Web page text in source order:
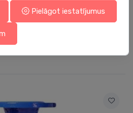
vītni DN80/2'' PN10/16
Pielāgot iestatījumus